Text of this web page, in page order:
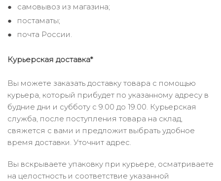
самовывоз из магазина;
постаматы;
почта России.
Курьерская доставка*
Вы можете заказать доставку товара с помощью
курьера, который прибудет по указанному адресу в
будние дни и субботу с 9.00 до 19.00. Курьерская
служба, после поступления товара на склад,
свяжется с вами и предложит выбрать удобное
время доставки. Уточнит адрес.
Вы вскрываете упаковку при курьере, осматриваете
на целостность и соответствие указанной